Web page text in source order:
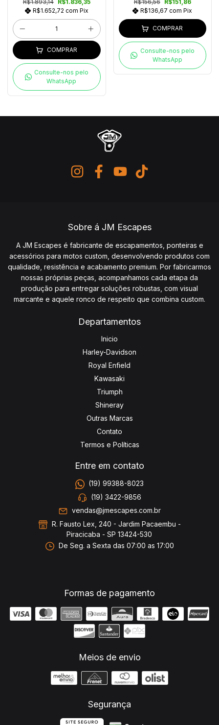
R$1.893,14
R$1.836,35
R$1.652,72 com Pix
COMPRAR
Consulte-nos pelo
WhatsApp
R$156,56
R$151,86
R$136,67com Pix
COMPRAR
Consulte-nos pelo
WhatsApp
Sobre á JM Escapes
A JM Escapes é fabricante de escapamentos, ponteiras e
acessórios para motos custom, desenvolvendo produtos com
qualidade, resistência e acabamento premium. Por fabricarmos
nossas próprias peças, acompanhamos cada etapa da
produção para entregar soluções robustas, com visual
marcante e aquele ronco de respeito que combina custom.
Departamentos
Inicio
Harley-Davidson
Royal Enfield
Kawasaki
Triumph
Shineray
Outras Marcas
Contato
Termos e Políticas
Entre em contato
(19) 99388-8023
(19) 3422-9856
vendas@jmescapes.com.br
R. Fausto Lex, 240 - Jardim Pacaembu -
Piracicaba - SP 13424-530
De Seg. a Sexta das 07:00 as 17:00
Formas de pagamento
Meios de envio
Segurança